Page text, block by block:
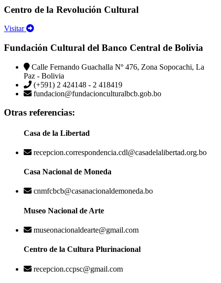
Centro de la Revolución Cultural
Visitar
Fundación Cultural del Banco Central de Bolivia
Calle Fernando Guachalla Nº 476, Zona Sopocachi, La
Paz - Bolivia
(+591) 2 424148 - 2 418419
fundacion@fundacionculturalbcb.gob.bo
Otras referencias:
Casa de la Libertad
recepcion.correspondencia.cdl@casadelalibertad.org.bo
Casa Nacional de Moneda
cnmfcbcb@casanacionaldemoneda.bo
Museo Nacional de Arte
museonacionaldearte@gmail.com
Centro de la Cultura Plurinacional
recepcion.ccpsc@gmail.com